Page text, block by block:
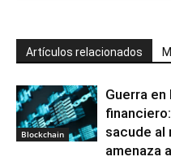
Artículos relacionados
Blockchain
Guerra
sacude al
amenaza